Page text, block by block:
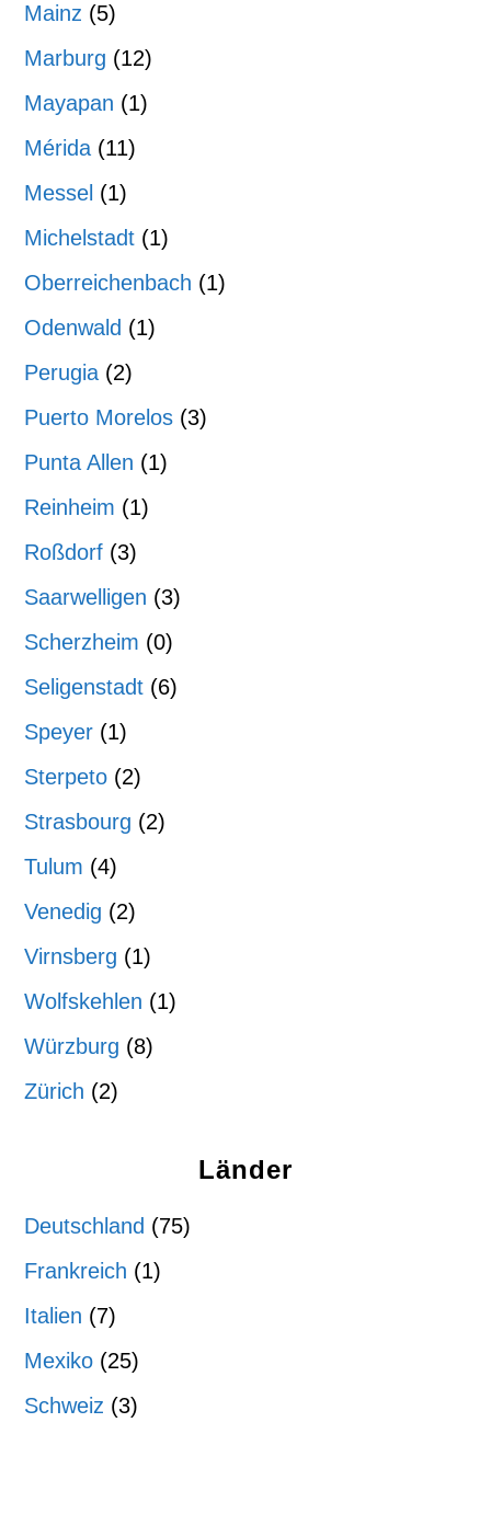
Mainz (5)
Marburg (12)
Mayapan (1)
Mérida (11)
Messel (1)
Michelstadt (1)
Oberreichenbach (1)
Odenwald (1)
Perugia (2)
Puerto Morelos (3)
Punta Allen (1)
Reinheim (1)
Roßdorf (3)
Saarwelligen (3)
Scherzheim (0)
Seligenstadt (6)
Speyer (1)
Sterpeto (2)
Strasbourg (2)
Tulum (4)
Venedig (2)
Virnsberg (1)
Wolfskehlen (1)
Würzburg (8)
Zürich (2)
Länder
Deutschland (75)
Frankreich (1)
Italien (7)
Mexiko (25)
Schweiz (3)